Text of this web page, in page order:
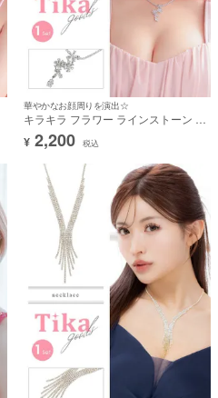
華やかなお顔周りを演出☆
キラキラ フラワー ラインストーン ア
クセサリー ネックレス
¥ 2,200 税込